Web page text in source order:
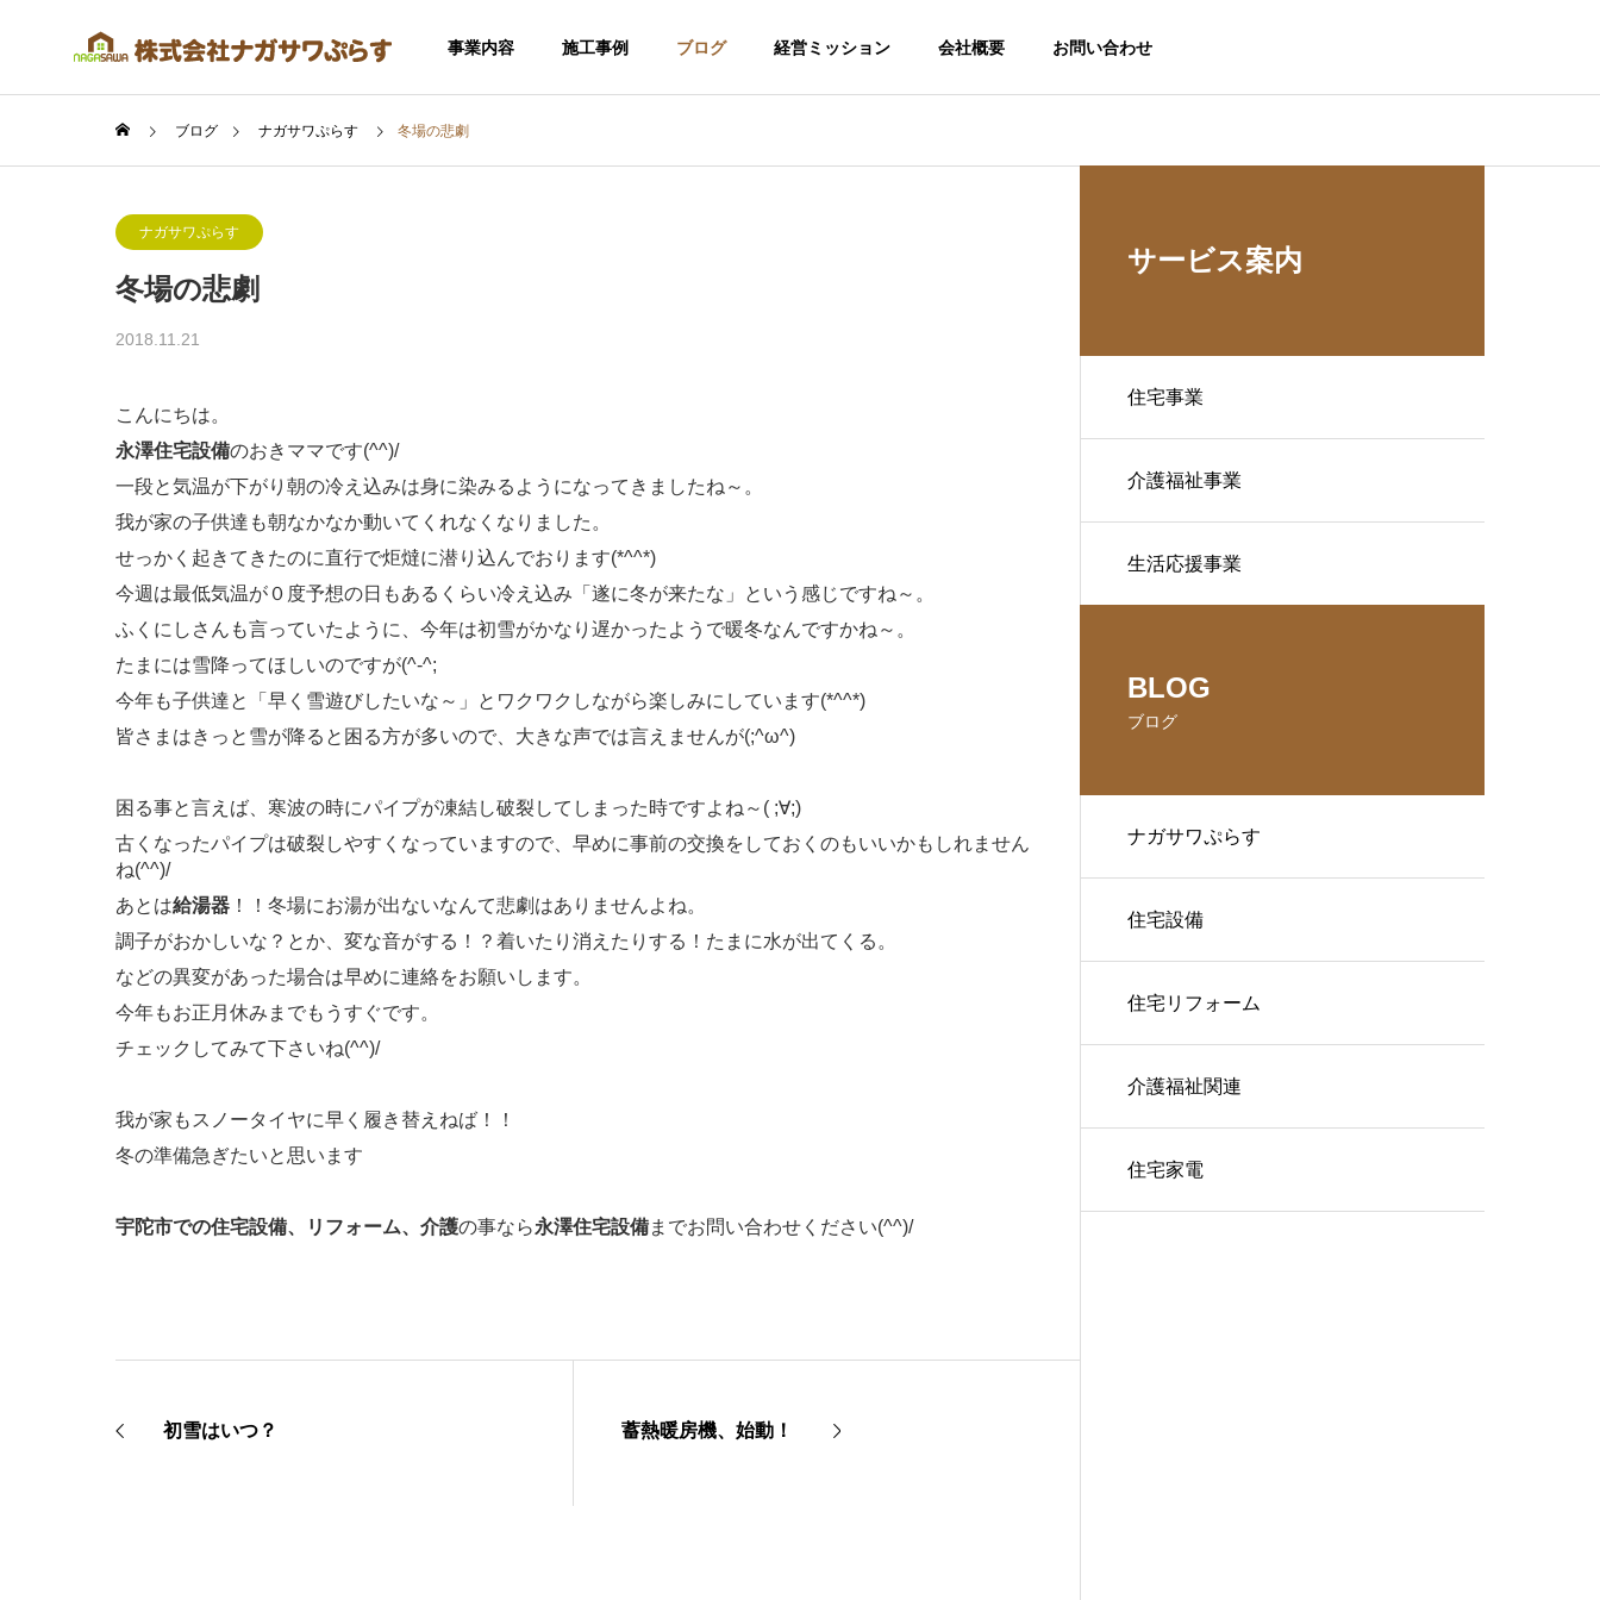
事業内容 施工事例 ブログ 経営ミッション 会社概要 お問い合わせ
事業内容
住宅事業
ブログ ナガサワぷらす 冬場の悲劇
ナガサワぷらす
冬場の悲劇
2018.11.21
こんにちは。
永澤住宅設備のおきママです(^^)/
一段と気温が下がり朝の冷え込みは身に染みるようになってきましたね～。
我が家の子供達も朝なかなか動いてくれなくなりました。
せっかく起きてきたのに直行で炬燵に潜り込んでおります(*^^*)
今週は最低気温が０度予想の日もあるくらい冷え込み「遂に冬が来たな」という感じですね～。
ふくにしさんも言っていたように、今年は初雪がかなり遅かったようで暖冬なんですかね～。
たまには雪降ってほしいのですが(^-^;
今年も子供達と「早く雪遊びしたいな～」とワクワクしながら楽しみにしています(*^^*)
皆さまはきっと雪が降ると困る方が多いので、大きな声では言えませんが(;^ω^)
困る事と言えば、寒波の時にパイプが凍結し破裂してしまった時ですよね～( ;∀;)
古くなったパイプは破裂しやすくなっていますので、早めに事前の交換をしておくのもいいかもしれません
ね(^^)/
あとは給湯器 ！！冬場にお湯が出ないなんて悲劇はありませんよね。
調子がおかしいな？とか、変な音がする！？着いたり消えたりする！たまに水が出てくる。
などの異変があった場合は早めに連絡をお願いします。
今年もお正月休みまでもうすぐです。
チェックしてみて下さいね(^^)/
我が家もスノータイヤに早く履き替えねば！！
冬の準備急ぎたいと思います
宇陀市での住宅設備、リフォーム、介護の事なら永澤住宅設備までお問い合わせください(^^)/
初雪はいつ？ 蓄熱暖房機、始動！
サービス案内
住宅事業
介護福祉事業
生活応援事業
BLOG
ブログ
ナガサワぷらす
住宅設備
住宅リフォーム
介護福祉関連
住宅家電